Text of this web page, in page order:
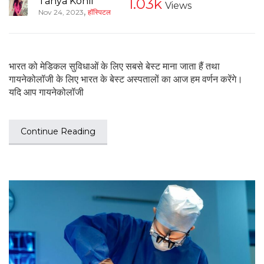
Nov 24, 2023, हॉस्पिटल 1.03k Views
भारत को मेडिकल सुविधाओं के लिए सबसे बेस्ट माना जाता हैं तथा
गायनेकोलॉजी के लिए भारत के बेस्ट अस्पतालों का आज हम वर्णन करेंगे।
यदि आप गायनेकोलॉजी
Continue Reading